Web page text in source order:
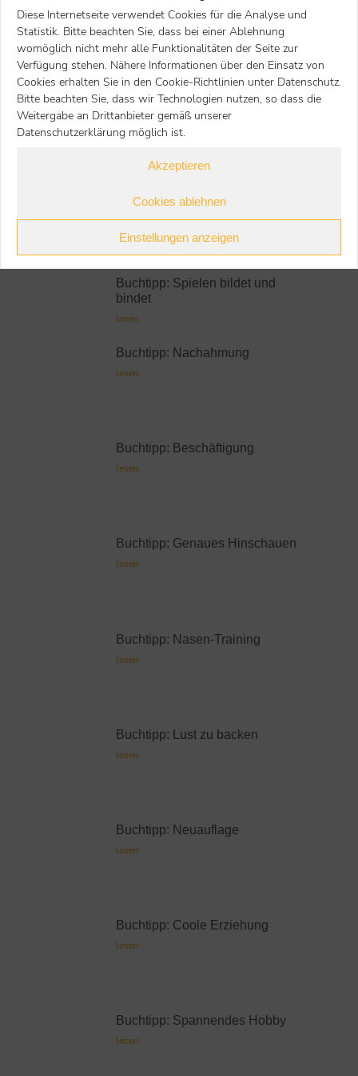
Diese Internetseite verwendet Cookies für die Analyse und
Statistik. Bitte beachten Sie, dass bei einer Ablehnung
womöglich nicht mehr alle Funktionalitäten der Seite zur
Verfügung stehen. Nähere Informationen über den Einsatz von
Cookies erhalten Sie in den Cookie-Richtlinien unter Datenschutz.
Bitte beachten Sie, dass wir Technologien nutzen, so dass die
Weitergabe an Drittanbieter gemäß unserer
Datenschutzerklärung möglich ist.
Akzeptieren
Cookies ablehnen
Einstellungen anzeigen
EAN:| 978-3-440-17112-7
Preis:25,00 €
Voriger Beitrag
Nächster Beitrag
zur Übersicht
lesen
Buchtipp: Spielen bildet und
bindet
lesen
Buchtipp: Nachahmung
lesen
Buchtipp: Genaues Hinschauen
lesen